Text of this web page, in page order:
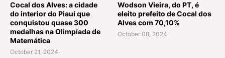
Cocal dos Alves: a cidade
do interior do Piauí que
conquistou quase 300
medalhas na Olimpíada de
Matemática
October 21, 2024
Wodson Vieira, do PT, é
eleito prefeito de Cocal dos
Alves com 70,10%
October 08, 2024